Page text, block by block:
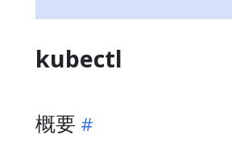
kubectl
概要